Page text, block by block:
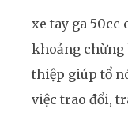
xe tay ga 50cc
khoảng chừng
thiệp giúp tổ
việc trao đổi,